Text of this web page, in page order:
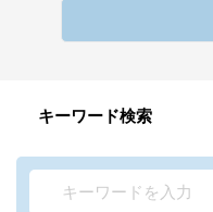
キーワード検索